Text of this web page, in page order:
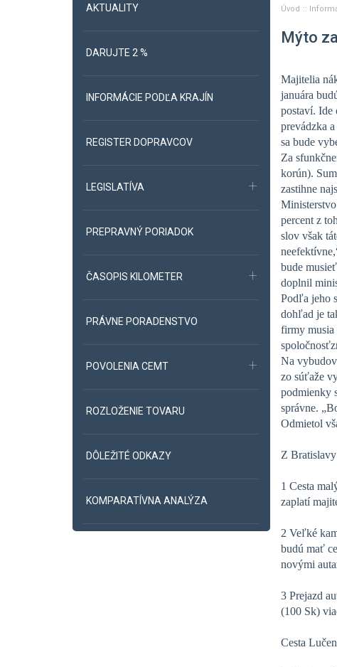
AKTUALITY
DARUJTE 2 %
INFORMÁCIE PODĽA KRAJÍN
REGISTER DOPRAVCOV
LEGISLATÍVA
PREPRAVNÝ PORIADOK
ČASOPIS KILOMETER
PRÁVNE PORADENSTVO
POVOLENIA CEMT
ROZLOŽENIE TOVARU
DÔLEŽITÉ ODKAZY
KOMPARATÍVNA ANALÝZA
Úvod
Mýto
Majitelia
januára
postaví. Ide
prevádzka
sa bude
Za
korún).
zastihne
percent z
slov však
bude
doplnil
Podľa jeho
dohľad je
firmy musia
Na
zo súťaže
podmienky
správne.
Odmietol
Z
1 Cesta
zaplatí
2 Veľké
budú mať
novými
3 Prejazd
(100 Sk)
Cesta